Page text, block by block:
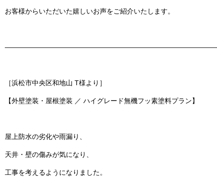
お客様からいただいた嬉しいお声をご紹介いたします。
［浜松市中央区和地山 T様より］
【外壁塗装・屋根塗装 ／ ハイグレード無機フッ素塗料プラン】
屋上防水の劣化や雨漏り、
天井・壁の傷みが気になり、
工事を考えるようになりました。